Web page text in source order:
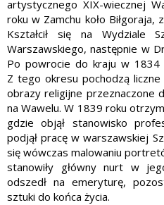
artystycznego XIX-wiecznej
roku w Zamchu koło Biłgoraja,
Kształcił się na Wydziale
Warszawskiego, następnie w
Po powrocie do kraju w 1834
Z tego okresu pochodzą
obrazy religijne przeznaczone
na Wawelu. W 1839 roku
gdzie objął stanowisko
podjął pracę w warszawskiej
się wówczas malowaniu
stanowiły główny nurt w
odszedł na emeryturę,
sztuki do końca życia.